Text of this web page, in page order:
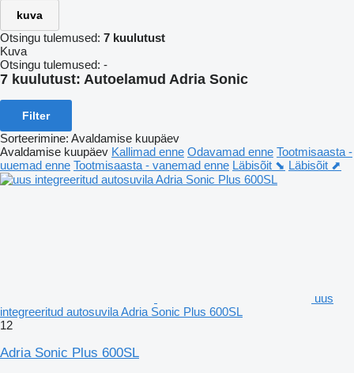
kuva
Otsingu tulemused: 7 kuulutust
Kuva
Otsingu tulemused: -
7 kuulutust: Autoelamud Adria Sonic
Filter
Sorteerimine: Avaldamise kuupäev
Avaldamise kuupäev Kallimad enne Odavamad enne Tootmisaasta -
uuemad enne Tootmisaasta - vanemad enne Läbisõit ⬊ Läbisõit ⬈
uus
integreeritud autosuvila Adria Sonic Plus 600SL
12
Adria Sonic Plus 600SL